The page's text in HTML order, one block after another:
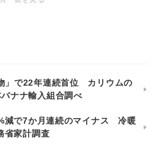
」で22年連続首位 カリウムの
ナナ輸入組合調べ
減で7か月連続のマイナス 冷暖
省家計調査